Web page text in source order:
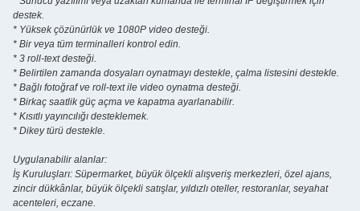
destek.
* Yüksek çözünürlük ve 1080P video desteği.
* Bir veya tüm terminalleri kontrol edin.
* 3 roll-text desteği.
* Belirtilen zamanda dosyaları oynatmayı destekle, çalma listesini destekle.
* Bağlı fotoğraf ve roll-text ile video oynatma desteği.
* Birkaç saatlik güç açma ve kapatma ayarlanabilir.
* Kısıtlı yayıncılığı desteklemek.
* Dikey türü destekle.
Uygulanabilir alanlar:
İş Kuruluşları: Süpermarket, büyük ölçekli alışveriş merkezleri, özel ajans,
zincir dükkânlar, büyük ölçekli satışlar, yıldızlı oteller, restoranlar, seyahat
acenteleri, eczane.